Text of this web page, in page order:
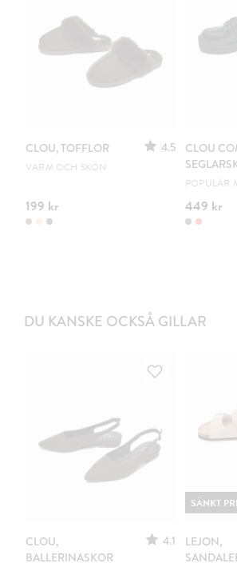
CLOU, TOFFLOR 4.5
VARM OCH SKÖN
199 kr
CLOU
POPULÄR
449 kr
DU KANSKE OCKSÅ GILLAR
CLOU,
BALLERINASKOR
4.1
LEJON,
SÄNKT